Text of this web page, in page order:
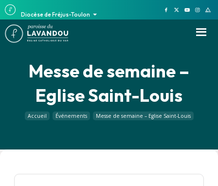
Diocèse de Fréjus-Toulon
Messe de semaine –
Eglise Saint-Louis
Accueil Événements Messe de semaine – Eglise Saint-Louis